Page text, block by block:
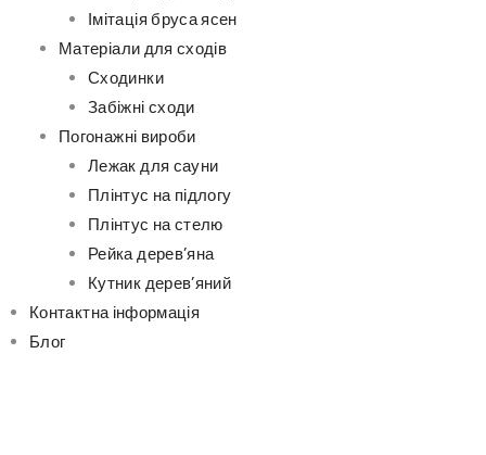
Імітація бруса ясен
Матеріали для сходів
Сходинки
Забіжні сходи
Погонажні вироби
Лежак для сауни
Плінтус на підлогу
Плінтус на стелю
Рейка дерев’яна
Кутник дерев’яний
Контактна інформація
Блог